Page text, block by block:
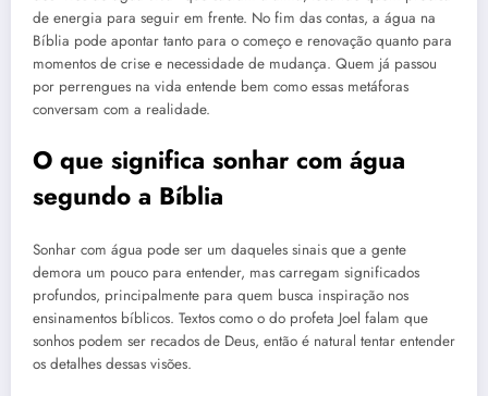
de energia para seguir em frente. No fim das contas, a água na
Bíblia pode apontar tanto para o começo e renovação quanto para
momentos de crise e necessidade de mudança. Quem já passou
por perrengues na vida entende bem como essas metáforas
conversam com a realidade.
O que significa sonhar com água
segundo a Bíblia
Sonhar com água pode ser um daqueles sinais que a gente
demora um pouco para entender, mas carregam significados
profundos, principalmente para quem busca inspiração nos
ensinamentos bíblicos. Textos como o do profeta Joel falam que
sonhos podem ser recados de Deus, então é natural tentar entender
os detalhes dessas visões.